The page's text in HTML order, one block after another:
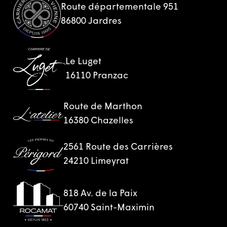
Route départementale 951
86800 Jardres
Le Luget
16110 Pranzac
Route de Marthon
16380 Chazelles
2561 Route des Carrières
24210 Limeyrat
818 Av. de la Paix
60740 Saint-Maximin